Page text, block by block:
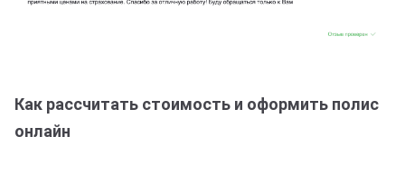
Как рассчитать стоимость и оформить полис
онлайн